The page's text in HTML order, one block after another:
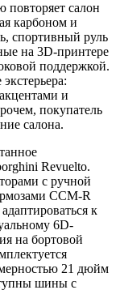
повторяет салон
карбоном и
спортивный руль
на 3D-принтере
поддержкой.
и
покупатель
салона.
Revuelto.
с ручной
CCM-R
к
6D-
на бортовой
21 дюйм
шины с